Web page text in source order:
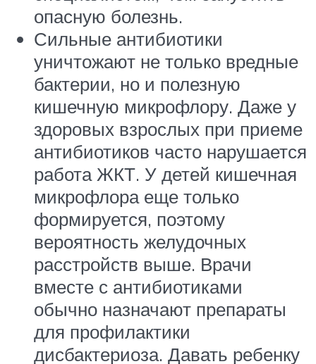
опасную болезнь.
Сильные антибиотики
уничтожают не только вредные
бактерии, но и полезную
кишечную микрофлору. Даже у
здоровых взрослых при приеме
антибиотиков часто нарушается
работа ЖКТ. У детей кишечная
микрофлора еще только
формируется, поэтому
вероятность желудочных
расстройств выше. Врачи
вместе с антибиотиками
обычно назначают препараты
для профилактики
дисбактериоза. Давать ребенку